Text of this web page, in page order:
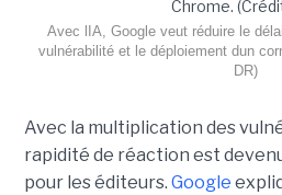
Avec lIA, Google veut réduire le
vulnérabilité et le déploiement dun
DR)
Avec la multiplication des
rapidité de réaction est
pour les éditeurs. Google